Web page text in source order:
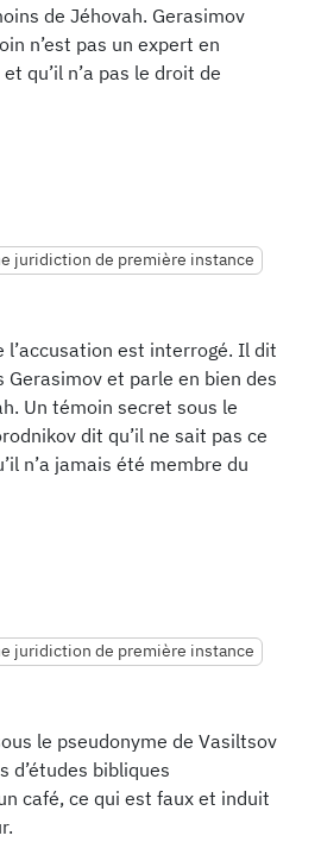
de Jéhovah. Gerasimov
n’est pas un expert en
qu’il n’a pas le droit de
juridiction de première instance
l’accusation est interrogé. Il dit
Gerasimov et parle en bien des
Un témoin secret sous le
dit qu’il ne sait pas ce
n’a jamais été membre du
juridiction de première instance
le pseudonyme de Vasiltsov
d’études bibliques
café, ce qui est faux et induit